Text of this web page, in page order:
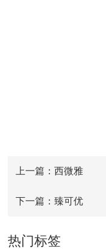
上一篇：西微雅
下一篇：臻可优
热门标签